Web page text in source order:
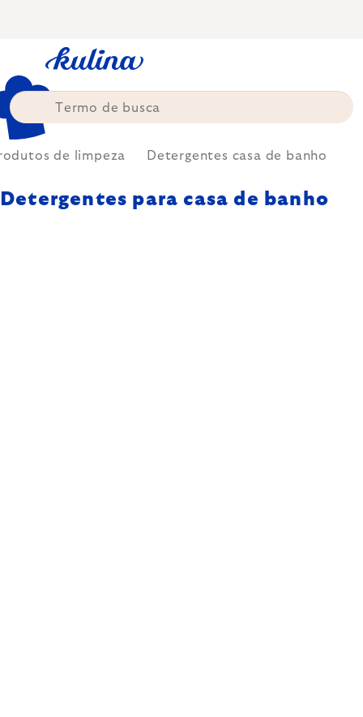
de limpeza Detergentes casa de banho
Detergentes para casa de banho